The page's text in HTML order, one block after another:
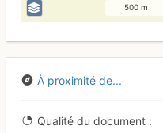
500 m
À proximité de...
Qualité du document